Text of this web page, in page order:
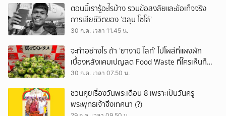
ตอนนี้เรารู้อะไรบ้าง รวมข้อสงสัยและข้อเท็จจริง
การเสียชีวิตของ ‘ฮลุน โซโล่’
30 ก.ค. เวลา 11.45 น.
จะทำอย่างไร ถ้า ‘ยางามิ ไลท์’ ไปโผล่ที่แผงผัก
เบื้องหลังแคมเปญลด Food Waste ที่ใครเห็นก็
ต้องหันมอง
30 ก.ค. เวลา 07.50 น.
ชวนคุยเรื่องวันพระเดือน 8 เพราะเป็นวันครู
พระพุทธเจ้าจึงเทศนา (?)